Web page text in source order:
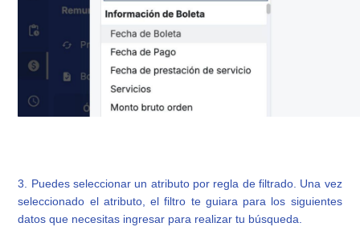
3. Puedes seleccionar un atributo por regla de filtrado. Una vez
seleccionado el atributo, el filtro te guiara para los siguientes
datos que necesitas ingresar para realizar tu búsqueda.